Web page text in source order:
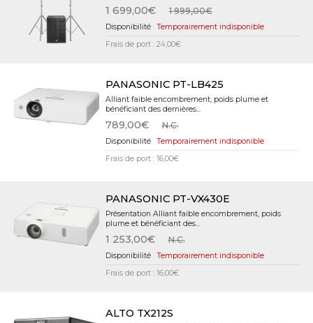
1 699,00€ 1 999,00€
Temporairement indisponible
Frais de port : 24,00€
PANASONIC PT-LB425
Alliant faible encombrement, poids plume et
bénéficiant des dernières...
789,00€ N.C.
Temporairement indisponible
Frais de port : 16,00€
PANASONIC PT-VX430E
Présentation Alliant faible encombrement, poids
plume et bénéficiant des...
1 253,00€ N.C.
Temporairement indisponible
Frais de port : 16,00€
ALTO TX212S